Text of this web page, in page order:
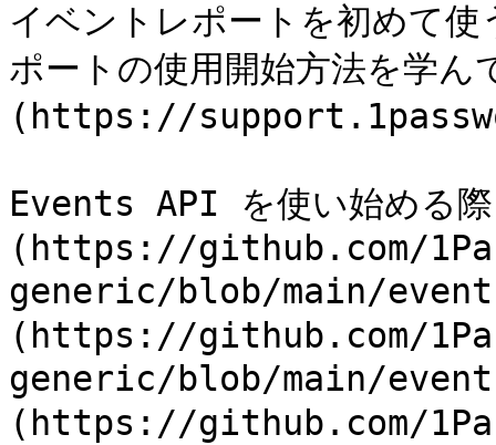
イベントレポートを初めて
ポートの使用開始方法を学
(https://
Events API を使い始める
(https://github.com/
generic/blob/main/
(https://github.com/
generic/blob/main/
(https://github.com/